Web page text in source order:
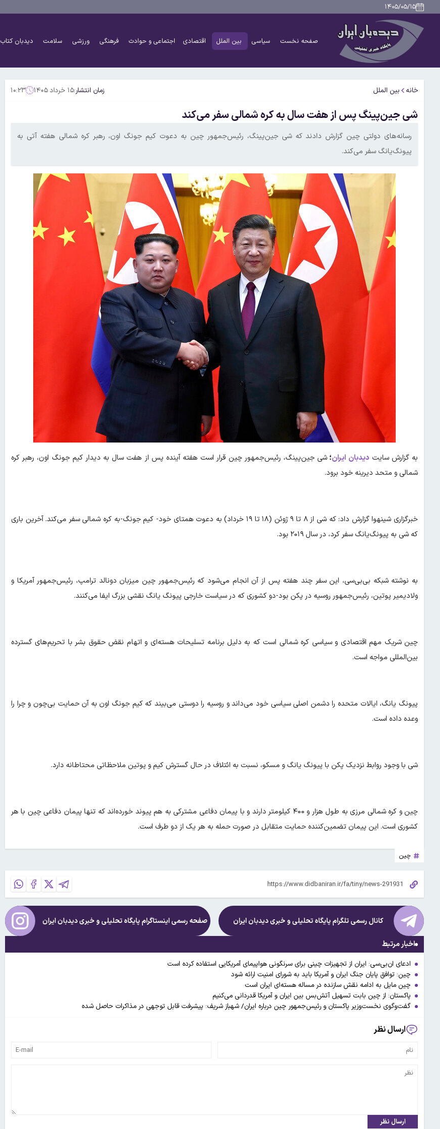
۱۴۰۵/۰۵/۱۵
صفحه نخست سیاسی بین الملل اقتصادی اجتماعی و حوادث فرهنگی ورزشی سلامت دیدبان کتاب
خانه بین الملل زمان انتشار:۱۵ خرداد ۱۴۰۵ ۱۰:۲۳
شی جین‌پینگ پس از هفت سال به کره شمالی سفر می‌کند
رسانه‌های دولتی چین گزارش دادند که شی‌ جین‌پینگ، رئیس‌جمهور چین به دعوت کیم جونگ اون، رهبر کره شمالی هفته آتی به
پیونگ‌یانگ سفر می‌کند.
به گزارش سایت دیدبان ایران؛ شی جین‌پینگ، رئیس‌جمهور چین قرار است هفته آینده پس از هفت سال به دیدار کیم جونگ اون، رهبر کره
شمالی و متحد دیرینه خود برود.
خبرگزاری شینهوا گزارش داد: که شی از ۸ تا ۹ ژوئن (۱۸ تا ۱۹ خرداد) به دعوت همتای خود- کیم جونگ-به کره شمالی سفر می‌کند. آخرین باری
که شی به پیونگ‌یانگ سفر کرد، در سال ۲۰۱۹ بود.
به نوشته شبکه بی‌بی‌سی، این سفر چند هفته پس از آن انجام می‌شود که رئیس‌جمهور چین میزبان دونالد ترامپ، رئیس‌جمهور آمریکا و
ولادیمیر پوتین، رئیس‌جمهور روسیه در پکن بود-دو کشوری که در سیاست خارجی پیونگ‌ یانگ نقشی بزرگ ایفا می‌کنند.
چین شریک مهم اقتصادی و سیاسی کره شمالی است که به دلیل برنامه تسلیحات هسته‌ای و اتهام نقض حقوق بشر با تحریم‌های گسترده
بین‌المللی مواجه است.
پیونگ‌ یانگ، ایالات متحده را دشمن اصلی سیاسی خود می‌داند و روسیه را دوستی می‌بیند که کیم جونگ اون به آن حمایت بی‌چون و چرا را
وعده داده است.
شی با وجود روابط نزدیک پکن با پیونگ‌ یانگ و مسکو، نسبت به ائتلاف در حال گسترش کیم و پوتین ملاحظاتی محتاطانه دارد.
چین و کره شمالی مرزی به طول هزار و ۴۰۰ کیلومتر دارند و با پیمان دفاعی مشترکی به هم پیوند خورده‌اند که تنها پیمان دفاعی چین با هر
کشوری است. این پیمان تضمین‌کننده حمایت متقابل در صورت حمله به هر یک از دو طرف است.
چین
کانال رسمی تلگرام پایگاه تحلیلی و خبریدیدبان ایران صفحه رسمی اینستاگرام پایگاه تحلیلی و خبریدیدبان ایران
اخبار مرتبط
ادعای ان‌بی‌سی: ایران از تجهیزات چینی برای سرنگونی هواپیمای آمریکایی استفاده کرده است
چین: توافق پایان جنگ ایران و آمریکا باید به شورای امنیت ارائه شود
چین مایل به ادامه نقش سازنده در مساله هسته‌ای ایران است
پاکستان: از چین بابت تسهیل آتش‌بس بین ایران و آمریکا قدردانی می‌کنیم
گفت‌وگوی نخست‌وزیر پاکستان و رئیس‌جمهور چین درباره ایران/ شهباز شریف: پیشرفت قابل توجهی در مذاکرات حاصل شده
ارسال نظر
ارسال نظر